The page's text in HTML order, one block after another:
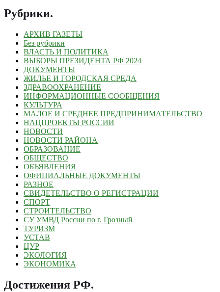
Рубрики.
АРХИВ ГАЗЕТЫ
Без рубрики
ВЛАСТЬ И ПОЛИТИКА
ВЫБОРЫ ПРЕЗИДЕНТА РФ 2024
ДОКУМЕНТЫ
ЖИЛЬЕ И ГОРОДСКАЯ СРЕДА
ЗДРАВООХРАНЕНИЕ
ИНФОРМАЦИОННЫЕ СООБЩЕНИЯ
КУЛЬТУРА
МАЛОЕ И СРЕДНЕЕ ПРЕДПРИНИМАТЕЛЬСТВО
НАЦПРОЕКТЫ РОССИИ
НОВОСТИ
НОВОСТИ РАЙОНА
ОБРАЗОВАНИЕ
ОБЩЕСТВО
ОБЪЯВЛЕНИЯ
ОФИЦИАЛЬНЫЕ ДОКУМЕНТЫ
РАЗНОЕ
СВИДЕТЕЛЬСТВО О РЕГИСТРАЦИИ
СПОРТ
СТРОИТЕЛЬСТВО
СУ УМВД России по г. Грозный
ТУРИЗМ
УСТАВ
ЦУР
ЭКОЛОГИЯ
ЭКОНОМИКА
Достижения РФ.